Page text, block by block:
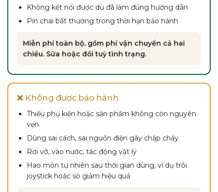
Không kết nối được dù đã làm đúng hướng dẫn
Pin chai bất thường trong thời hạn bảo hành
Miễn phí toàn bộ, gồm phí vận chuyển cả hai
chiều. Sửa hoặc đổi tuỳ tình trạng.
❌ Không được bảo hành
Thiếu phụ kiện hoặc sản phẩm không còn nguyên
vẹn
Dùng sai cách, sai nguồn điện gây chập cháy
Rơi vỡ, vào nước, tác động vật lý
Hao mòn tự nhiên sau thời gian dùng, ví dụ trôi
joystick hoặc sò giảm hiệu quả